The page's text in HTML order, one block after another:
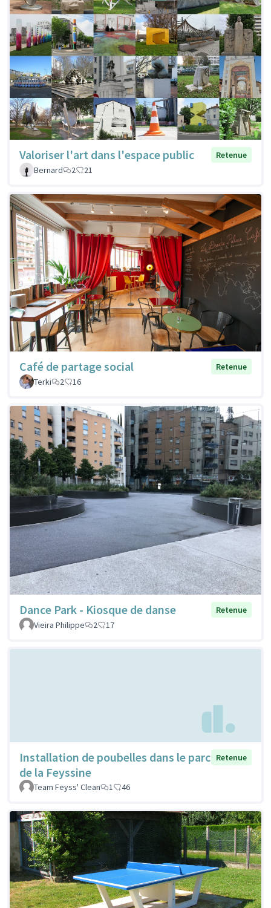
Valoriser l'art dans l'espace public
Retenue
Bernard
2 21
Café de partage social
Retenue
Terki
2 16
Dance Park - Kiosque de danse
Retenue
Vieira Philippe
2 17
Installation de poubelles dans le parc
de la Feyssine
Retenue
Team Feyss' Clean 1 46